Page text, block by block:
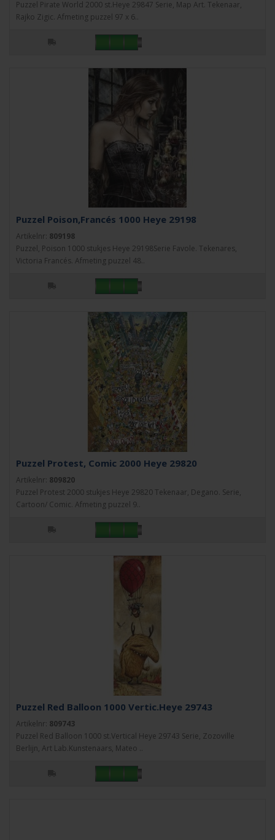
Puzzel Pirate World 2000 st.Heye 29847 Serie, Map Art. Tekenaar,
Rajko Zigic. Afmeting puzzel 97 x 6..
Puzzel Poison,Francés 1000 Heye 29198
Artikelnr: 809198
Puzzel, Poison 1000 stukjes Heye 29198Serie Favole. Tekenares,
Victoria Francés. Afmeting puzzel 48..
Puzzel Protest, Comic 2000 Heye 29820
Artikelnr: 809820
Puzzel Protest 2000 stukjes Heye 29820 Tekenaar, Degano. Serie,
Cartoon/ Comic. Afmeting puzzel 9..
Puzzel Red Balloon 1000 Vertic.Heye 29743
Artikelnr: 809743
Puzzel Red Balloon 1000 st.Vertical Heye 29743 Serie, Zozoville
Berlijn, Art Lab.Kunstenaars, Mateo ..